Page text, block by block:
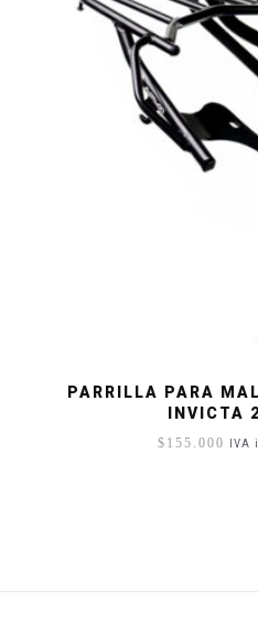
PARRILLA PARA
INVICTA
$ 155.000 IVA